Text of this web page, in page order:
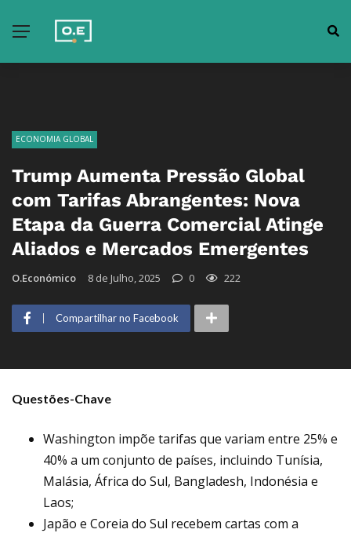
ECONOMIA GLOBAL
Trump Aumenta Pressão Global
com Tarifas Abrangentes: Nova
Etapa da Guerra Comercial Atinge
Aliados e Mercados Emergentes
O.Económico 8 de Julho, 2025 0 222
Compartilhar no Facebook
Questões-Chave
Washington impõe tarifas que variam entre 25% e
40% a um conjunto de países, incluindo Tunísia,
Malásia, África do Sul, Bangladesh, Indonésia e
Laos;
Japão e Coreia do Sul recebem cartas com a